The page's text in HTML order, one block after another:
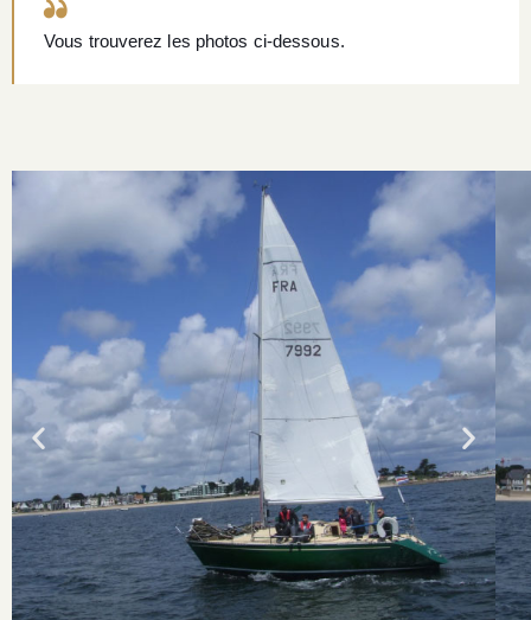
Vous trouverez les photos ci-dessous.